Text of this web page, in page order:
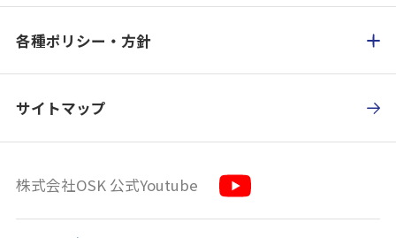
各種ポリシー・方針
サイトマップ
株式会社OSK 公式Youtube